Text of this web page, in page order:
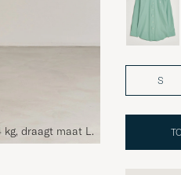
draagt maat L.
S